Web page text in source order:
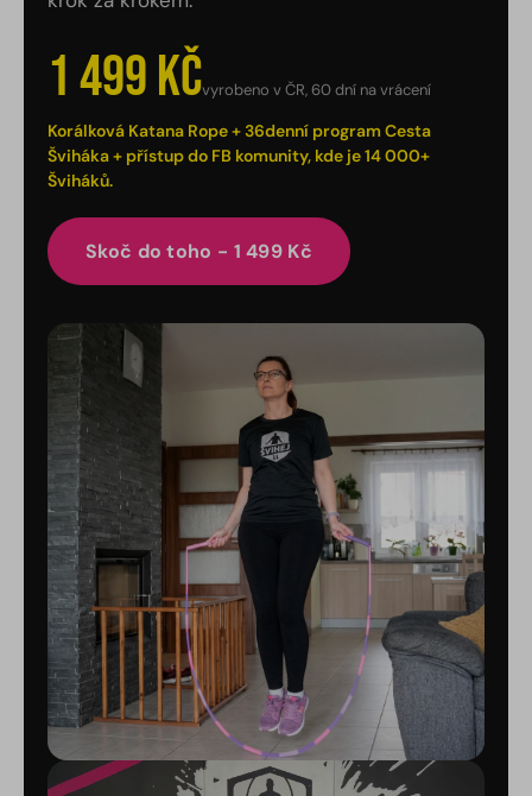
1 499 Kčvyrobeno v ČR, 60 dní na vrácení
Korálková Katana Rope + 36denní program Cesta
Šviháka + přístup do FB komunity, kde je 14 000+
Šviháků.
Skoč do toho - 1 499 Kč